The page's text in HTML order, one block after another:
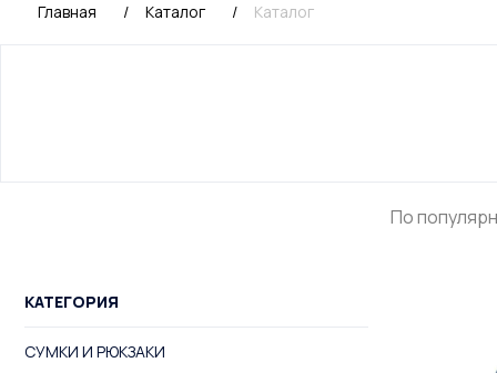
Главная / Каталог / Каталог
КАТЕГОРИЯ
СУМКИ И РЮКЗАКИ
По